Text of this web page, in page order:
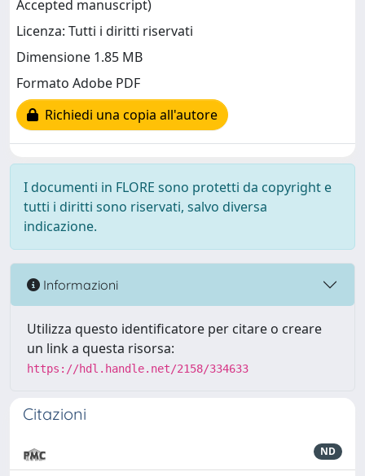
Accepted manuscript)
Licenza: Tutti i diritti riservati
Dimensione 1.85 MB
Formato Adobe PDF
Richiedi una copia all'autore
I documenti in FLORE sono protetti da copyright e
tutti i diritti sono riservati, salvo diversa
indicazione.
Informazioni
Utilizza questo identificatore per citare o creare
un link a questa risorsa:
https://hdl.handle.net/2158/334633
Citazioni
ND